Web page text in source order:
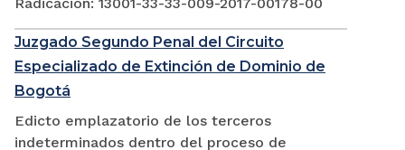
Juzgado Segundo Penal del Circuito
Especializado de Extinción de Dominio de
Bogotá
Edicto emplazatorio de los terceros
indeterminados dentro del proceso de